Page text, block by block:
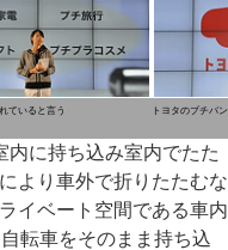
ていると言う トヨタのプチバ
に持ち込み室内でたた
より車外で折りたたむな
イベート空間である車内
転車をそのまま持ち込